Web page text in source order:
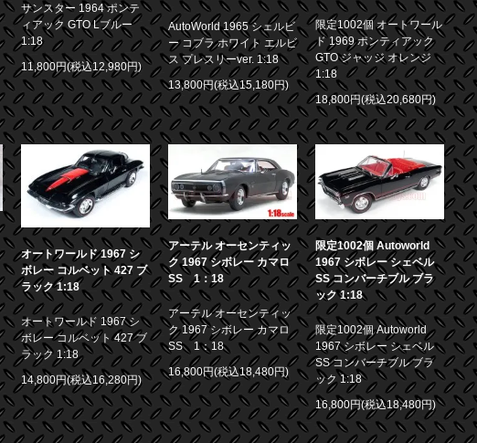
サンスター 1964 ポンテ
ィアック GTO Lブルー
1:18
11,800円(税込12,980円)
AutoWorld 1965 シェルビ
ー コブラ ホワイト エルビ
ス プレスリーver. 1:18
13,800円(税込15,180円)
限定1002個 オートワール
ド 1969 ポンティアック
GTO ジャッジ オレンジ
1:18
18,800円(税込20,680円)
オートワールド 1967 シ
ボレー コルベット 427 ブ
ラック 1:18
オートワールド 1967 シ
ボレー コルベット 427 ブ
ラック 1:18
14,800円(税込16,280円)
アーテル オーセンティッ
ク 1967 シボレー カマロ
SS 1：18
アーテル オーセンティッ
ク 1967 シボレー カマロ
SS 1：18
16,800円(税込18,480円)
限定1002個 Autoworld
1967 シボレー シェベル
SS コンバーチブル ブラ
ック 1:18
限定1002個 Autoworld
1967 シボレー シェベル
SS コンバーチブル ブラ
ック 1:18
16,800円(税込18,480円)